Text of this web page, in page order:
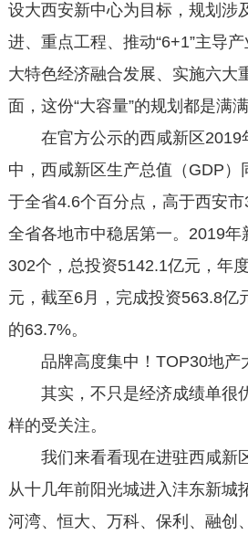
设大西安新中心为目标，规划涉
进、重点工程、推动“6+1”主导
大特色经济融合发展、实施六大
面，这份“大容量”的规划都是满满
在官方公示的西咸新区2019
中，西咸新区生产总值（GDP）
于全省4.6个百分点，高于西安
全省各地市中稳居第一。2019年
302个，总投资5142.1亿元，年
元，截至6月，完成投资563.8亿
的63.7%。
品牌高度集中！TOP30地产
其实，不只是经济成绩单很
样的受关注。
我们来看看现在进驻西咸新
从十几年前阳光城进入沣东新城
河湾、恒大、万科、保利、融创